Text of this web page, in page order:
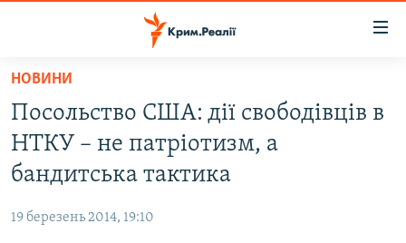
Перейти
основного
матеріалу
Перейти
до
основної
навігації
ВІДЕО ТА ФОТО
БЛОГИ
НОВИНИ
Посольство США: дії свободівців в
НТКУ – не патріотизм, а
бандитська тактика
19 березень 2014, 19:10